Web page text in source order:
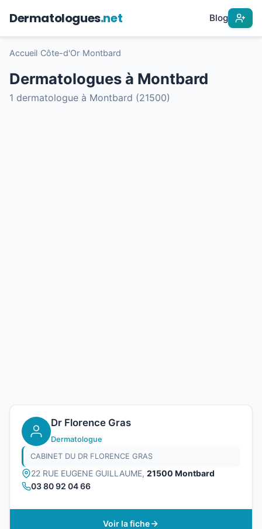
Dermatologues.net Blog
Accueil Côte-d'Or Montbard
Dermatologues à Montbard
1 dermatologue à Montbard (21500)
Dr Florence Gras
Dermatologue
CABINET DU DR FLORENCE GRAS
22 RUE EUGENE GUILLAUME, 21500 Montbard
03 80 92 04 66
Voir la fiche